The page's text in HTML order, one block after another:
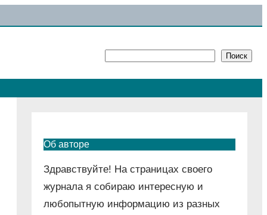
Поиск
Об авторе
Здравствуйте! На страницах своего
журнала я собираю интересную и
любопытную информацию из разных